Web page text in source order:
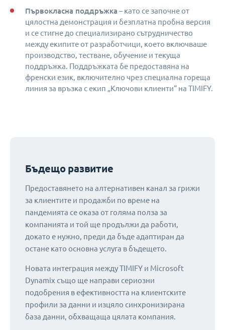
Първокласна поддръжка – като се започне от
цялостна демонстрация и безплатна пробна версия
и се стигне до специализирано сътрудничество
между екипите от разработчици, което включваше
производство, тестване, обучение и текуща
поддръжка. Поддръжката бе предоставяна на
френски език, включително чрез специална гореща
линия за връзка с екип „Ключови клиенти“ на TIMIFY.
Бъдещо развитие
Предоставянето на алтернативен канал за грижи
за клиентите и продажби по време на
пандемията се оказа от голяма полза за
компанията и той ще продължи да работи,
докато е нужно, преди да бъде адаптиран да
остане като основна услуга в бъдещето.
Новата интеграция между TIMIFY и Microsoft
Dynamix също ще направи сериозни
подобрения в ефективността на клиентските
профили за данни и изцяло синхронизирана
база данни, обхващаща цялата компания.